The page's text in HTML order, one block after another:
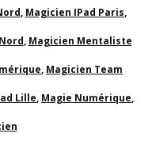
, Magicien IPad Paris,
, Magicien Mentaliste
, Magicien Team
Lille, Magie Numérique,